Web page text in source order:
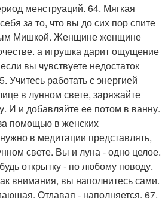
менструаций. 64. Мягкая
за то, что вы до сих пор спите
Мишкой. Женщине женщине
а игрушка дарит ощущение
вы чувствуете недостаток
Учитесь работать с энергией
в лунном свете, заряжайте
И и добавляйте ее потом в ванну.
помощью в женских
в медитации представлять,
свете. Вы и луна - одно целое.
открытку - по любому поводу.
внимания, вы наполнитесь сами.
Отдавая - наполняется. 67.